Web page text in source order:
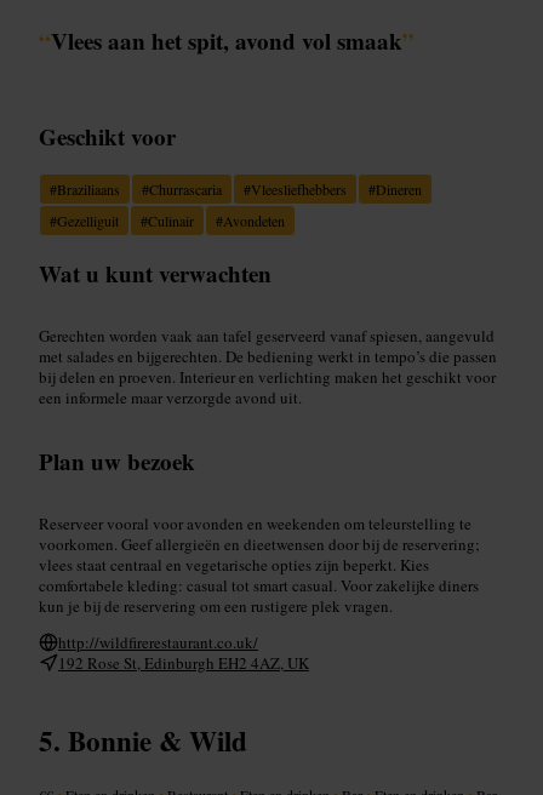
“Vlees aan het spit, avond vol smaak”
Geschikt voor
#Braziliaans #Churrascaria #Vleesliefhebbers #Dineren
#Gezelliguit #Culinair #Avondeten
Wat u kunt verwachten
Gerechten worden vaak aan tafel geserveerd vanaf spiesen, aangevuld
met salades en bijgerechten. De bediening werkt in tempo’s die passen
bij delen en proeven. Interieur en verlichting maken het geschikt voor
een informele maar verzorgde avond uit.
Plan uw bezoek
Reserveer vooral voor avonden en weekenden om teleurstelling te
voorkomen. Geef allergieën en dieetwensen door bij de reservering;
vlees staat centraal en vegetarische opties zijn beperkt. Kies
comfortabele kleding: casual tot smart casual. Voor zakelijke diners
kun je bij de reservering om een rustigere plek vragen.
http://wildfirerestaurant.co.uk/
192 Rose St, Edinburgh EH2 4AZ, UK
Bonnie & Wild